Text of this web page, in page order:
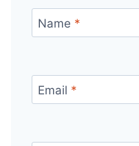
Name *
Email *